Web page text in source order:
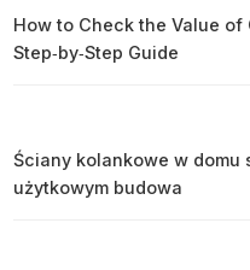
How to Check the Value of
Step‑by‑Step Guide
Ściany kolankowe w domu
użytkowym budowa